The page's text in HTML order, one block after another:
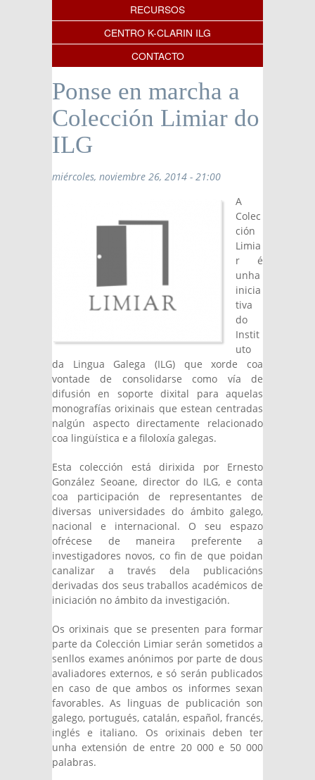
RECURSOS
CENTRO K-CLARIN ILG
CONTACTO
Ponse en marcha a
Colección Limiar do
ILG
miércoles, noviembre 26, 2014 - 21:00
A
Colec
ción
Limia
r é
unha
inicia
tiva
do
Instit
uto
da Lingua Galega (ILG) que xorde coa
vontade de consolidarse como vía de
difusión en soporte dixital para aquelas
monografías orixinais que estean centradas
nalgún aspecto directamente relacionado
coa lingüística e a filoloxía galegas.
Esta colección está dirixida por Ernesto
González Seoane, director do ILG, e conta
coa participación de representantes de
diversas universidades do ámbito galego,
nacional e internacional. O seu espazo
ofrécese de maneira preferente a
investigadores novos, co fin de que poidan
canalizar a través dela publicacións
derivadas dos seus traballos académicos de
iniciación no ámbito da investigación.
Os orixinais que se presenten para formar
parte da Colección Limiar serán sometidos a
senllos exames anónimos por parte de dous
avaliadores externos, e só serán publicados
en caso de que ambos os informes sexan
favorables. As linguas de publicación son
galego, portugués, catalán, español, francés,
inglés e italiano. Os orixinais deben ter
unha extensión de entre 20 000 e 50 000
palabras.